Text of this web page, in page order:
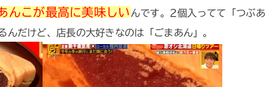
んこが最高に美味しい んです。2個入ってて「つぶあ
んだけど、店長の大好きなのは「ごまあん」。